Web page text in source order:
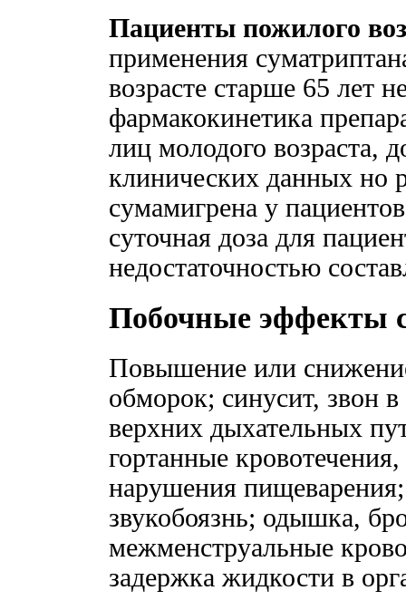
Пациенты пожилого
применения
возрасте старше 65 лет
фармакокинетика
лиц молодого возраста,
клинических данных но
сумамигрена у
суточная доза для
недостаточностью
Побочные эффекты
Повышение или
обморок; синусит, звон
верхних дыхательных
гортанные
нарушения
звукобоязнь; одышка,
межменструальные
задержка жидкости в